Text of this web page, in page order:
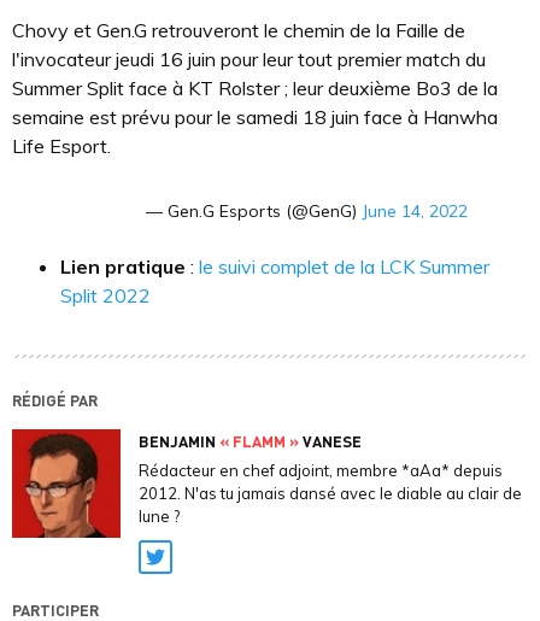
Chovy et Gen.G retrouveront le chemin de la Faille de
l'invocateur jeudi 16 juin pour leur tout premier match du
Summer Split face à KT Rolster ; leur deuxième Bo3 de la
semaine est prévu pour le samedi 18 juin face à Hanwha
Life Esport.
— Gen.G Esports (@GenG) June 14, 2022
Lien pratique : le suivi complet de la LCK Summer
Split 2022
RÉDIGÉ PAR
BENJAMIN « FLAMM »VANESE
Rédacteur en chef adjoint, membre *aAa* depuis
2012. N'as tu jamais dansé avec le diable au clair de
lune ?
Twitter
PARTICIPER